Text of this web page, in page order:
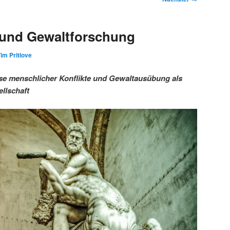
Gewaltforschung
Pritlove
menschlicher Konflikte und Gewaltausübung als